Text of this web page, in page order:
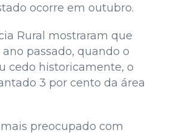
ocorre em outubro.
Rural mostraram que
passado, quando o
cedo historicamente, o
3 por cento da área
preocupado com